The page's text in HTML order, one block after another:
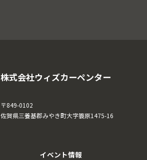
株式会社ウィズカーペンター
〒849-0102
佐賀県三養基郡みやき町大字簑原1475-16
イベント情報